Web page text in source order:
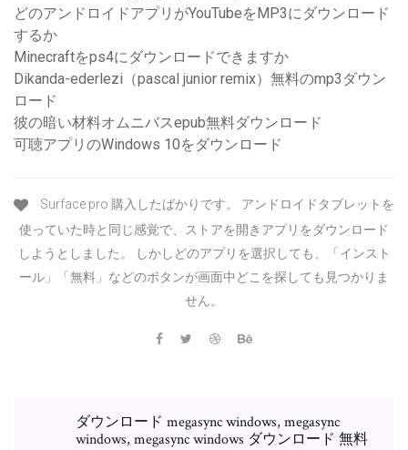
どのアンドロイドアプリがYouTubeをMP3にダウンロード
するか
Minecraftをps4にダウンロードできますか
Dikanda-ederlezi（pascal junior remix）無料のmp3ダウン
ロード
彼の暗い材料オムニバスepub無料ダウンロード
可聴アプリのWindows 10をダウンロード
Surface pro 購入したばかりです。 アンドロイドタブレットを
使っていた時と同じ感覚で、ストアを開きアプリをダウンロード
しようとしました。 しかしどのアプリを選択しても、「インスト
ール」「無料」などのボタンが画面中どこを探しても見つかりま
せん。
ダウンロード megasync windows, megasync
windows, megasync windows ダウンロード 無料